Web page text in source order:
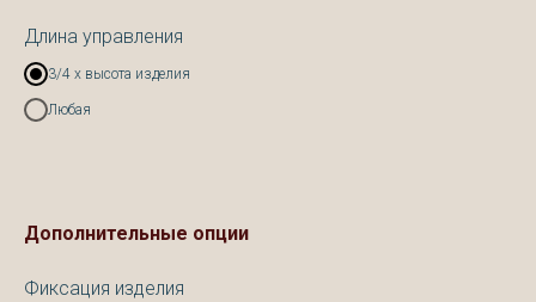
Длина управления
3/4 х высота изделия
Любая
Дополнительные опции
Фиксация изделия